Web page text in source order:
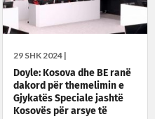
29 SHK 2024 |
Doyle: Kosova dhe BE ranë
dakord për themelimin e
Gjykatës Speciale jashtë
Kosovës për arsye të